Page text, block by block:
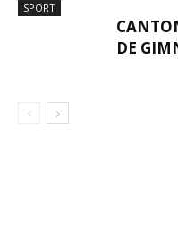
SPORT
DE